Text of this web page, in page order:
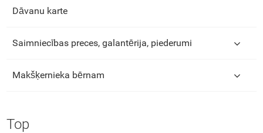
Dāvanu karte
Saimniecības preces, galantērija, piederumi
Makšķernieka bērnam
Top